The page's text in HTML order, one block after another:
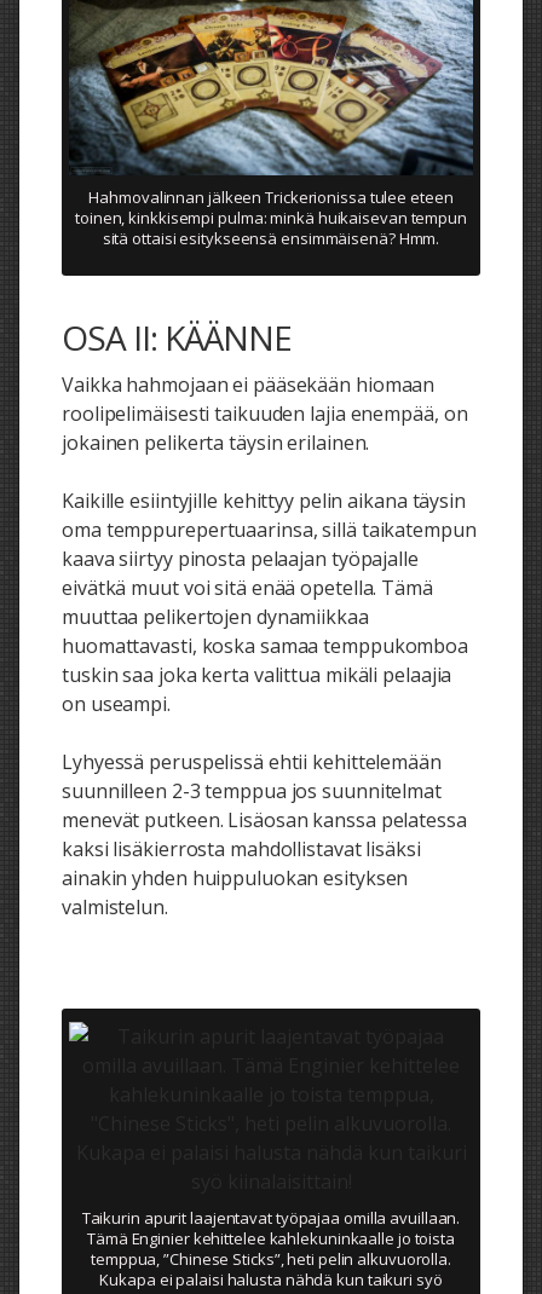
Hahmovalinnan jälkeen Trickerionissa tulee eteen
toinen, kinkkisempi pulma: minkä huikaisevan tempun
sitä ottaisi esitykseensä ensimmäisenä? Hmm.
OSA II: KÄÄNNE
Vaikka hahmojaan ei pääsekään hiomaan
roolipelimäisesti taikuuden lajia enempää, on
jokainen pelikerta täysin erilainen.
Kaikille esiintyjille kehittyy pelin aikana täysin
oma temppurepertuaarinsa, sillä taikatempun
kaava siirtyy pinosta pelaajan työpajalle
eivätkä muut voi sitä enää opetella. Tämä
muuttaa pelikertojen dynamiikkaa
huomattavasti, koska samaa temppukomboa
tuskin saa joka kerta valittua mikäli pelaajia
on useampi.
Lyhyessä peruspelissä ehtii kehittelemään
suunnilleen 2-3 temppua jos suunnitelmat
menevät putkeen. Lisäosan kanssa pelatessa
kaksi lisäkierrosta mahdollistavat lisäksi
ainakin yhden huippuluokan esityksen
valmistelun.
Taikurin apurit laajentavat työpajaa omilla avuillaan.
Tämä Enginier kehittelee kahlekuninkaalle jo toista
temppua, ”Chinese Sticks”, heti pelin alkuvuorolla.
Kukapa ei palaisi halusta nähdä kun taikuri syö